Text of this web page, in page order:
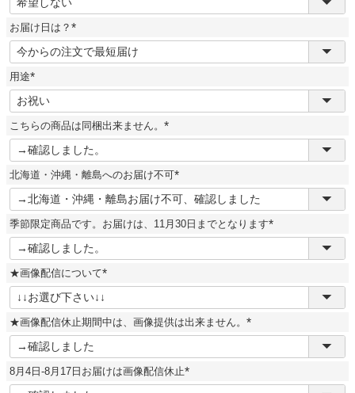
須
お届け日は？
(
必
須
用途
(
必
須
)
こちらの商品は同梱出来ません。
(
須
)
北海道・沖縄・離島へのお届け不可
(
必
須
)
季節限定商品です。お届けは、11月30日までとなります
(
須
★画像配信について
(
必
須
)
★画像配信休止期間中は、画像提供は出来ません。
(
須
8月4日-8月17日お届けは画像配信休止
(